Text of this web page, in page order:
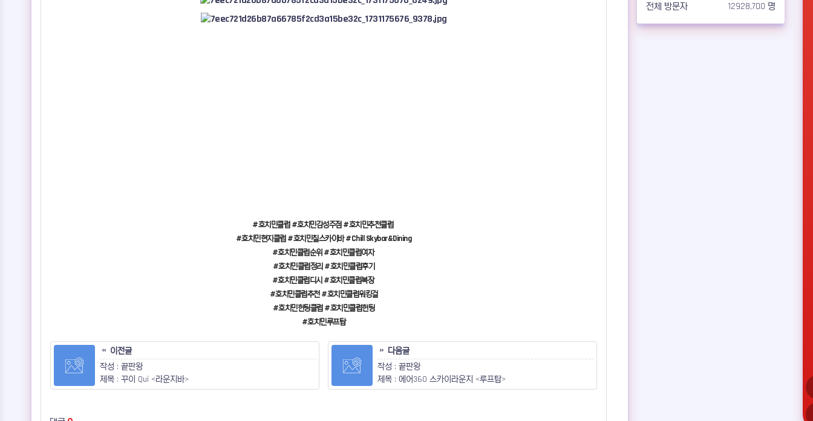
#호치민클럽 #호치민감성주점 #호치민추천클럽
#호치민현지클럽 #호치민칠스카이바 #Chill Skybar&Dining
#호치민클럽순위 #호치민클럽여자
#호치민클럽정리 #호치민클럽후기
#호치민클럽디시 #호치민클럽복장
#호치민클럽추천 #호치민클럽워킹걸
#호치민헌팅클럽 #호치민클럽헌팅
#호치민루프탑
이전글
작성 : 끝판왕
제목 : 꾸이 Qui <라운지바>
다음글
작성 : 끝판왕
제목 : 에어360 스카이라운지 <루프탑>
전체 방문자
12928,700 명